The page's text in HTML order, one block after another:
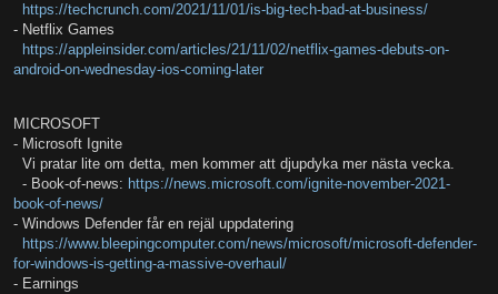
https://techcrunch.com/2021/11/01/is-big-tech-bad-at-business/
- Netflix Games
https://appleinsider.com/articles/21/11/02/netflix-games-debuts-on-
android-on-wednesday-ios-coming-later
MICROSOFT
- Microsoft Ignite
Vi pratar lite om detta, men kommer att djupdyka mer nästa vecka.
- Book-of-news: https://news.microsoft.com/ignite-november-2021-
book-of-news/
- Windows Defender får en rejäl uppdatering
https://www.bleepingcomputer.com/news/microsoft/microsoft-defender-
for-windows-is-getting-a-massive-overhaul/
- Earnings